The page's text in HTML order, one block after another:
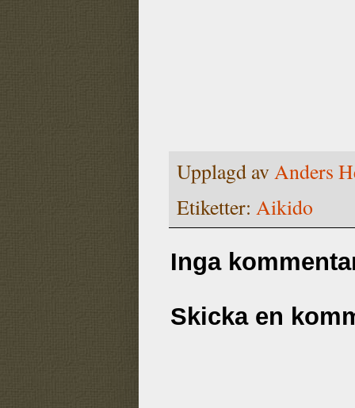
Upplagd avAnders
Etiketter: Aikido
Inga
Skicka en